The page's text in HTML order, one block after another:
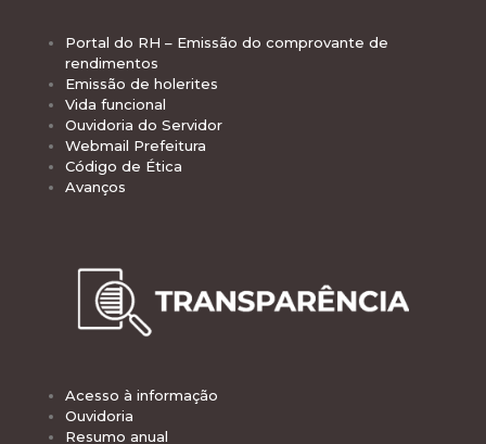
Portal do RH – Emissão do comprovante de
rendimentos
Emissão de holerites
Vida funcional
Ouvidoria do Servidor
Webmail Prefeitura
Código de Ética
Avanços
Acesso à informação
Ouvidoria
Resumo anual